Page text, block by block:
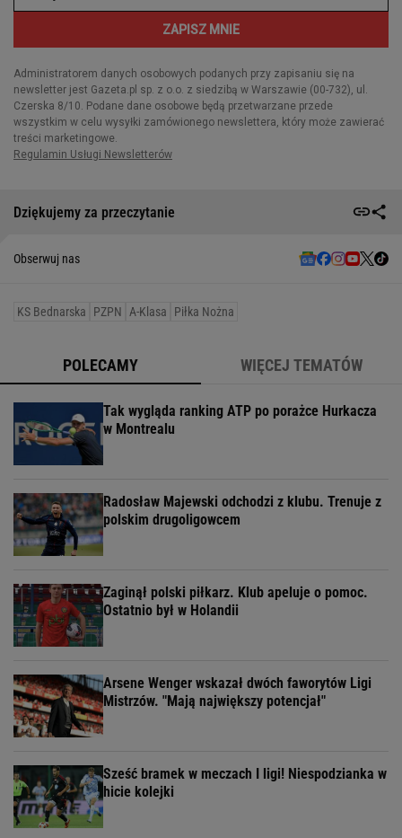
Dziękujemy za przeczytanie
Obserwuj nas
KS Bednarska PZPN A-Klasa Piłka Nożna
POLECAMY WIĘCEJ TEMATÓW
Tak wygląda ranking ATP po porażce Hurkacza
w Montrealu
Radosław Majewski odchodzi z klubu. Trenuje z
polskim drugoligowcem
Zaginął polski piłkarz. Klub apeluje o pomoc.
Ostatnio był w Holandii
Arsene Wenger wskazał dwóch faworytów Ligi
Mistrzów. "Mają największy potencjał"
Sześć bramek w meczach I ligi! Niespodzianka w
hicie kolejki